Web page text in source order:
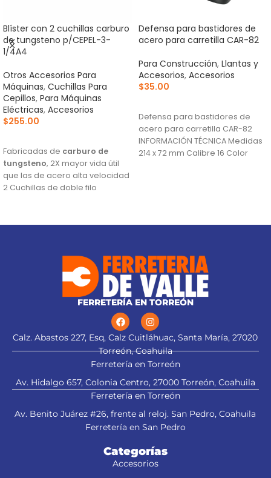
Blíster con 2 cuchillas carburo
de tungsteno p/CEPEL-3-
1/4A4
Otros Accesorios Para
Máquinas, Cuchillas Para
Cepillos, Para Máquinas
Eléctricas, Accesorios
$255.00
Fabricadas de carburo de
tungsteno, 2X mayor vida útil
que las de acero alta velocidad
2 Cuchillas de doble filo
3-1/4N, CEPEL-3-1/4A4 y CEPEL-3-
Este producto sustituye a: CU-
CEPEL-3-1/4X (13092)
Defensa para bastidores de
acero para carretilla CAR-82
Para Construcción, Llantas y
Accesorios, Accesorios
$35.00
Defensa para bastidores de
acero para carretilla CAR-82
INFORMACIÓN TÉCNICA Medidas
214 x 72 mm Calibre 16 Color
FERRETERÍA EN TORREÓN
Calz. Abastos 227, Esq, Calz Cuitláhuac, Santa María, 27020
Torreón, Coahuila
Ferretería en Torreón
Av. Hidalgo 657, Colonia Centro, 27000 Torreón, Coahuila
Ferretería en Torreón
Av. Benito Juárez #26, frente al reloj. San Pedro, Coahuila
Ferretería en San Pedro
Categorías
Accesorios